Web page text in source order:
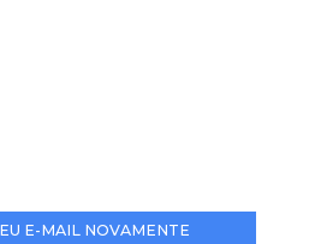
E-MAIL NOVAMENTE